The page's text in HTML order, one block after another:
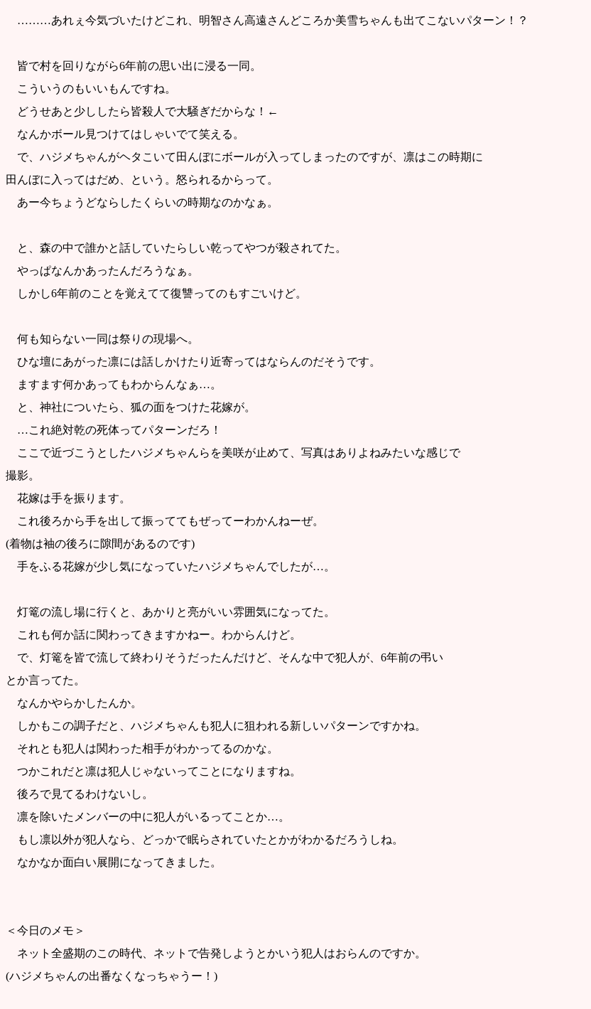
………あれぇ今気づいたけどこれ、明智さん高遠さんどころか美雪ちゃんも出てこないパターン！？
皆で村を回りながら6年前の思い出に浸る一同。
こういうのもいいもんですね。
どうせあと少ししたら皆殺人で大騒ぎだからな！←
なんかボール見つけてはしゃいでて笑える。
で、ハジメちゃんがヘタこいて田んぼにボールが入ってしまったのですが、凛はこの時期に
田んぼに入ってはだめ、という。怒られるからって。
あー今ちょうどならしたくらいの時期なのかなぁ。
と、森の中で誰かと話していたらしい乾ってやつが殺されてた。
やっぱなんかあったんだろうなぁ。
しかし6年前のことを覚えてて復讐ってのもすごいけど。
何も知らない一同は祭りの現場へ。
ひな壇にあがった凛には話しかけたり近寄ってはならんのだそうです。
ますます何かあってもわからんなぁ…。
と、神社についたら、狐の面をつけた花嫁が。
…これ絶対乾の死体ってパターンだろ！
ここで近づこうとしたハジメちゃんらを美咲が止めて、写真はありよねみたいな感じで
撮影。
花嫁は手を振ります。
これ後ろから手を出して振っててもぜってーわかんねーぜ。
(着物は袖の後ろに隙間があるのです)
手をふる花嫁が少し気になっていたハジメちゃんでしたが…。
灯篭の流し場に行くと、あかりと亮がいい雰囲気になってた。
これも何か話に関わってきますかねー。わからんけど。
で、灯篭を皆で流して終わりそうだったんだけど、そんな中で犯人が、6年前の弔い
とか言ってた。
なんかやらかしたんか。
しかもこの調子だと、ハジメちゃんも犯人に狙われる新しいパターンですかね。
それとも犯人は関わった相手がわかってるのかな。
つかこれだと凛は犯人じゃないってことになりますね。
後ろで見てるわけないし。
凛を除いたメンバーの中に犯人がいるってことか…。
もし凛以外が犯人なら、どっかで眠らされていたとかがわかるだろうしね。
なかなか面白い展開になってきました。
＜今日のメモ＞
ネット全盛期のこの時代、ネットで告発しようとかいう犯人はおらんのですか。
(ハジメちゃんの出番なくなっちゃうー！)